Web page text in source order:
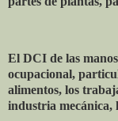
El DCI de las
ocupacional,
alimentos, los
industria mecánica,